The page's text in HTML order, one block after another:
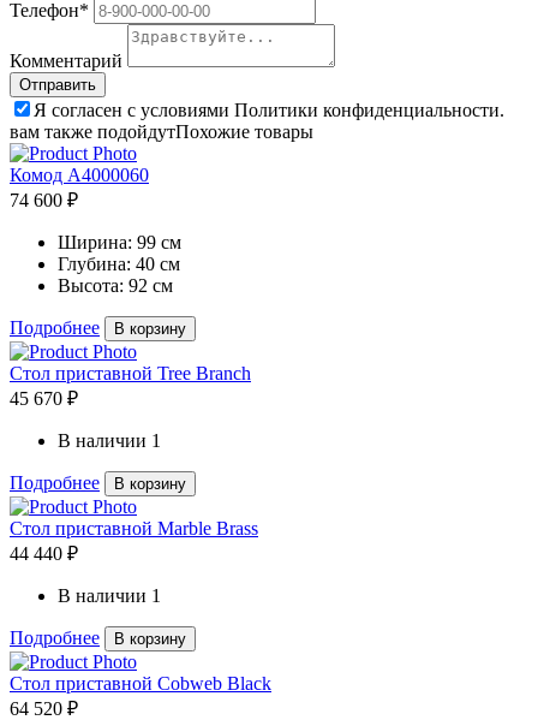
Телефон*
Комментарий
Я согласен с условиями Политики конфиденциальности.
вам также подойдутПохожие товары
Комод A4000060
74 600 ₽
Ширина: 99 см
Глубина: 40 см
Высота: 92 см
Подробнее В корзину
Стол приставной Tree Branch
45 670 ₽
В наличии 1
Подробнее В корзину
Стол приставной Marble Brass
44 440 ₽
В наличии 1
Подробнее В корзину
Стол приставной Cobweb Black
64 520 ₽